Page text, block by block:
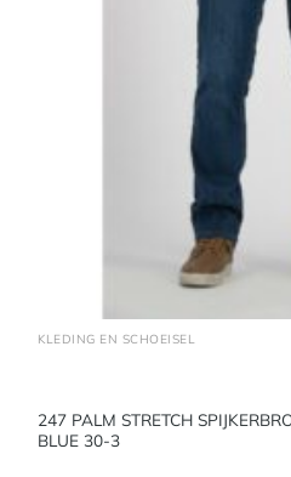
KLEDING EN SCHOEISEL
247 PALM STRETCH
BLUE 30-3